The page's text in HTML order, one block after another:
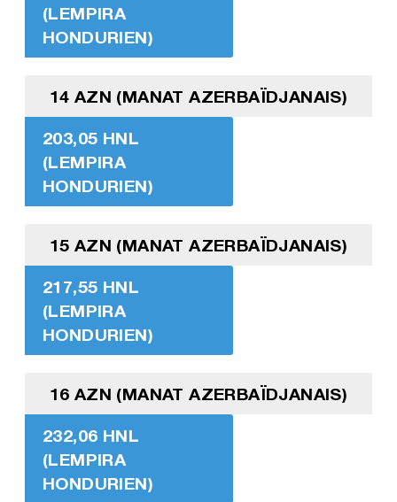
(LEMPIRA
HONDURIEN)
14 AZN (MANAT AZERBAÏDJANAIS)
203,05 HNL
(LEMPIRA
HONDURIEN)
15 AZN (MANAT AZERBAÏDJANAIS)
217,55 HNL
(LEMPIRA
HONDURIEN)
16 AZN (MANAT AZERBAÏDJANAIS)
232,06 HNL
(LEMPIRA
HONDURIEN)